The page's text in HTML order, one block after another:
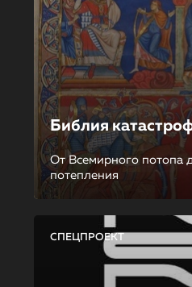
Библия
От Всемирного потопа
потепления
СПЕЦПРОЕКТ